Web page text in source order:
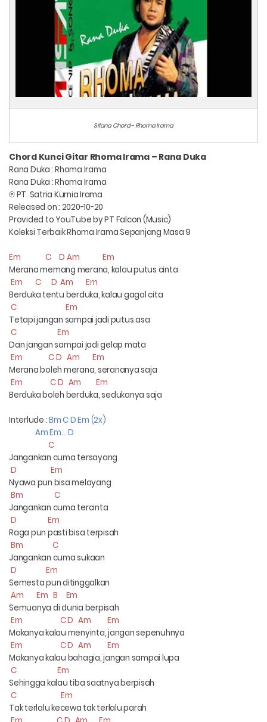
Sifana Chord - Rhoma Irama
Chord Kunci Gitar Rhoma Irama – Rana Duka
Rana Duka : Rhoma Irama
Rana Duka : Rhoma Irama
℗PT. Satria Kurnia Irama
Released on : 2020-10-20
Provided to YouTube by PT Falcon (Music)
Koleksi Terbaik Rhoma Irama Sepanjang Masa 9
Em C D Am Em
Merana memang merana, kalau putus cinta
Em C D Am Em
Berduka tentu berduka, kalau gagal cita
C Em
Tetapi jangan sampai jadi putus asa
C Em
Dan jangan sampai jadi gelap mata
Em C D Am Em
Merana boleh merana, serananya saja
Em C D Am Em
Berduka boleh berduka, sedukanya saja
Interlude :Bm C D Em (2x)
Am Em... D
C
Jangankan cuma tersayang
D Em
Nyawa pun bisa melayang
Bm C
Jangankan cuma tercinta
D Em
Raga pun pasti bisa terpisah
Bm C
Jangankan cuma sukaan
D Em
Semesta pun ditinggalkan
Am Em B Em
Semuanya di dunia berpisah
Em C D Am Em
Makanya kalau menyinta, jangan sepenuhnya
Em C D Am Em
Makanya kalau bahagia, jangan sampai lupa
C Em
Sehingga kalau tiba saatnya berpisah
C Em
Tak terlalu kecewa tak terlalu parah